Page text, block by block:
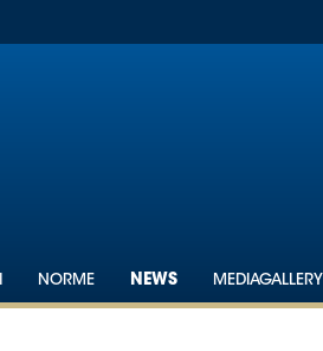
NORME NEWS MEDIAGALLERY